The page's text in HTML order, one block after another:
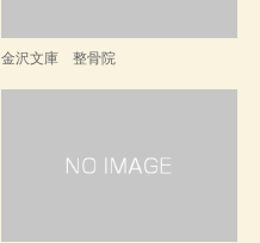
金沢文庫 整骨院